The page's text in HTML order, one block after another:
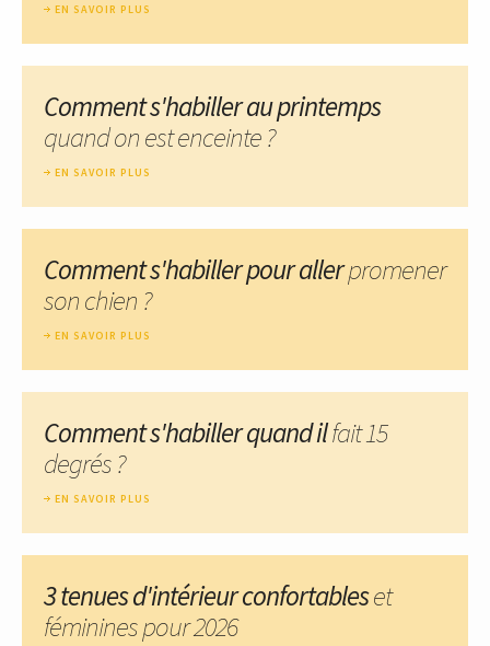
EN SAVOIR PLUS
Comment s'habiller au printemps
quand on est enceinte ?
EN SAVOIR PLUS
Comment s'habiller pour allerpromener
son chien ?
EN SAVOIR PLUS
Comment s'habiller quand ilfait 15
degrés ?
EN SAVOIR PLUS
3 tenues d'intérieur confortableset
féminines pour 2026